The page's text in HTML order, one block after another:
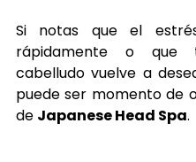
Si notas que el
rápidamente o que
cabelludo vuelve a
puede ser momento de
de Japanese Head Spa.